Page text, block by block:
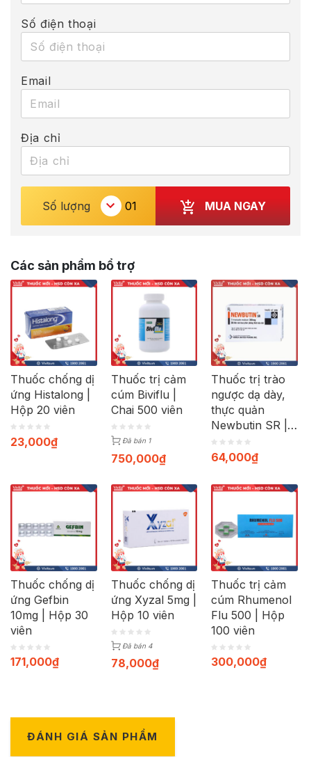
Số điện thoại
Email
Địa chỉ
Số lượng MUA NGAY
Các sản phẩm bổ trợ
Thuốc chống dị
ứng Histalong |
Hộp 20 viên
23,000₫
Thuốc trị cảm
cúm Biviflu |
Chai 500 viên
Đã bán 1
750,000₫
Thuốc trị trào
ngược dạ dày,
thực quản
Newbutin SR |
Hộp 30 viên
64,000₫
Thuốc chống dị
ứng Gefbin
10mg | Hộp 30
viên
171,000₫
Thuốc chống dị
ứng Xyzal 5mg |
Hộp 10 viên
Đã bán 4
78,000₫
Thuốc trị cảm
cúm Rhumenol
Flu 500 | Hộp
100 viên
300,000₫
ĐÁNH GIÁ SẢN PHẨM